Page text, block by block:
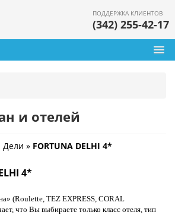
ПОДДЕРЖКА КЛИЕНТОВ
(342) 255-42-17
и отелей
» FORTUNA DELHI 4*
4*
(Roulette, TEZ EXPRESS, CORAL
что Вы выбираете только класс отеля, тип